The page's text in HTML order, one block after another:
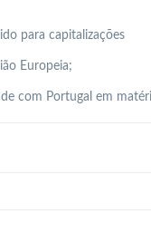
para capitalizações
Europeia;
com Portugal em